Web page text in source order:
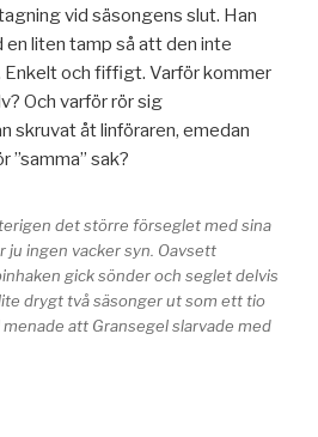
vid säsongens slut. Han
en liten tamp så att den inte
Enkelt och fiffigt. Varför kommer
Och varför rör sig
skruvat åt linföraren, emedan
”samma” sak?
det större förseglet med sina
ju ingen vacker syn. Oavsett
gick sönder och seglet delvis
drygt två säsonger ut som ett tio
att Gransegel slarvade med